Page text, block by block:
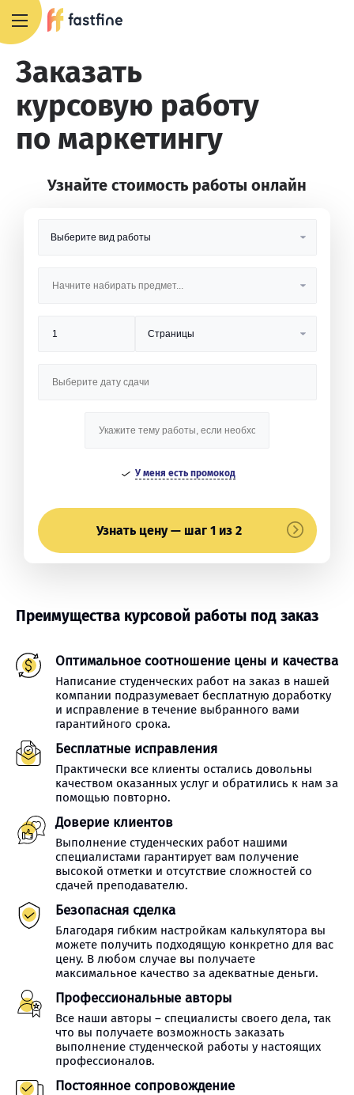
Заказать
курсовую работу
по маркетингу
Узнайте стоимость работы онлайн
У меня есть промокод
Узнать цену — шаг 1 из 2
Преимущества курсовой работы под заказ
Оптимальное соотношение цены и качества
Написание студенческих работ на заказ в нашей
компании подразумевает бесплатную доработку
и исправление в течение выбранного вами
гарантийного срока.
Бесплатные исправления
Практически все клиенты остались довольны
качеством оказанных услуг и обратились к нам за
помощью повторно.
Доверие клиентов
Выполнение студенческих работ нашими
специалистами гарантирует вам получение
высокой отметки и отсутствие сложностей со
сдачей преподавателю.
Безопасная сделка
Благодаря гибким настройкам калькулятора вы
можете получить подходящую конкретно для вас
цену. В любом случае вы получаете
максимальное качество за адекватные деньги.
Профессиональные авторы
Все наши авторы – специалисты своего дела, так
что вы получаете возможность заказать
выполнение студенческой работы у настоящих
профессионалов.
Постоянное сопровождение